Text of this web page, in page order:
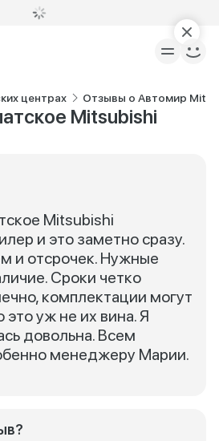
центрах Отзывы о Автомир
Mitsubishi
Mitsubishi
и это заметно сразу.
и отсрочек. Нужные
Сроки четко
комплектации могут
это уж не их вина. Я
довольна. Всем
менеджеру Марии.